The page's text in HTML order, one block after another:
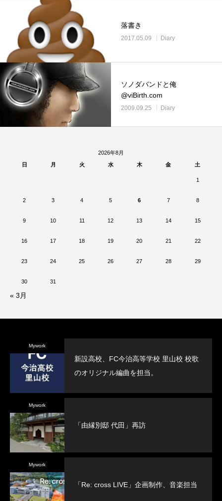
落書き
2017.05.09 Diary
ソノダバンドと俺
@viBirth.com
2009.09.25 Diary
2026年8月
日
月 火 水 木 金 土
1
2 3 4 5 6 7 8
9 10 11 12 13 14 15
16 17 18 19 20 21 22
23 24 25 26 27 28 29
30 31
« 3月
Mywork
新設高校、FC今治高等学校 里山校 校歌
のオリジナル編曲を担当。
Mywork
「由縁別邸 代田」再訪
Mywork
「Re: cross LIVE」企画制作、音楽担当